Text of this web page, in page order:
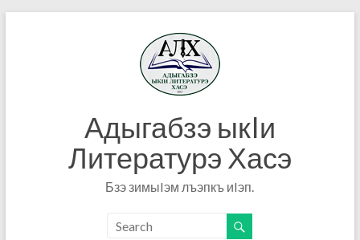
Адыгабзэ ыкIи
Литературэ Хасэ
Бзэ зимыIэм лъэпкъ иIэп.